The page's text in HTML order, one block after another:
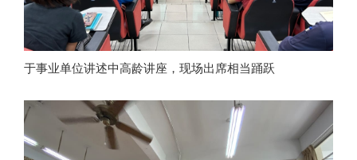
于事业单位讲述中高龄讲座，现场出席相当踊跃